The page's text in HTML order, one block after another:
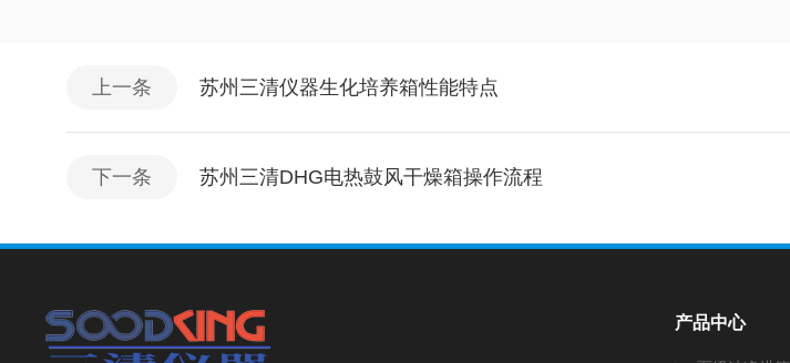
上一条 苏州三清仪器生化培养箱性能特点
下一条 苏州三清DHG电热鼓风干燥箱操作流程
产品中心